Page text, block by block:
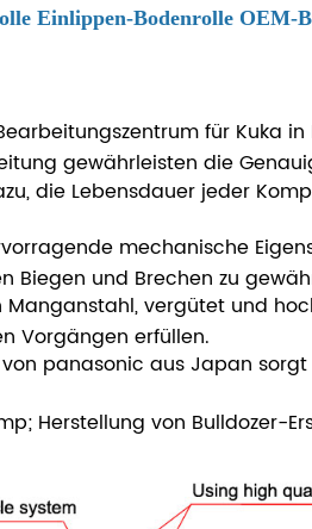
Einlippen-Bodenrolle OEM-
für Kuka
gewährleisten die
die Lebensdauer jeder
mechanische
Biegen und Brechen zu
vergütet und
Vorgängen erfüllen.
panasonic aus Japan
Herstellung von Bulldozer-